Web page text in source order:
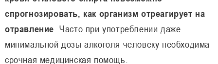
спрогнозировать, как организм отреагирует на
отравление . Часто при употреблении даже
минимальной дозы алкоголя человеку необходима
срочная медицинская помощь.